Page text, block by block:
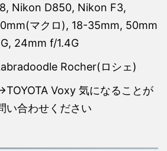
Nikon D850, Nikon F3,
マクロ), 18-35mm, 50mm
24mm f/1.4G
Rocher(ロシェ)
Voxy 気になることが
い合わせください